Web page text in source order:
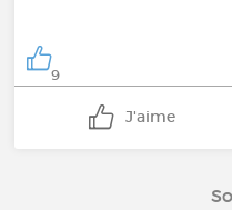
9
J'aime